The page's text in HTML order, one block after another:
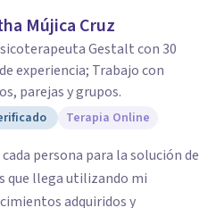
Mújica Cruz
Gestalt con 30
experiencia; Trabajo con
parejas y grupos.
Terapia Online
persona para la solución de
que llega utilizando mi